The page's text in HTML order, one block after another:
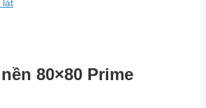
lát
80×80 Prime